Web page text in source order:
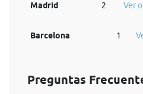
Madrid 2 Ver
Barcelona 1
Preguntas